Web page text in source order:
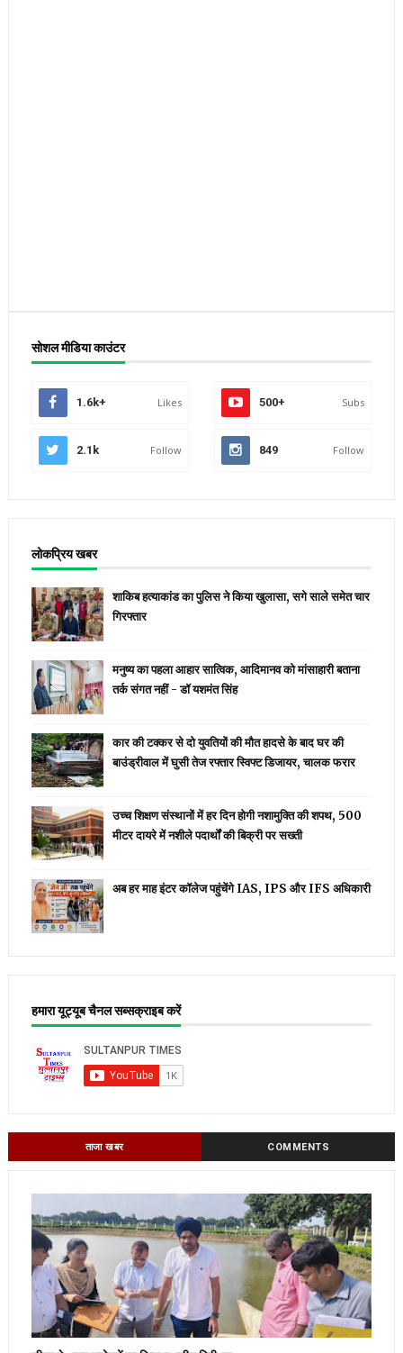
सोशल मीडिया काउंटर
1.6k+ Likes 500+ Subs
2.1k Follow 849 Follow
लोकप्रिय खबर
शाकिब हत्याकांड का पुलिस ने किया खुलासा, सगे साले समेत चार
गिरफ्तार
मनुष्य का पहला आहार सात्विक, आदिमानव को मांसाहारी बताना
तर्क संगत नहीं - डॉ यशमंत सिंह
कार की टक्कर से दो युवतियों की मौत हादसे के बाद घर की
बाउंड्रीवाल में घुसी तेज रफ्तार स्विफ्ट डिजायर, चालक फरार
उच्च शिक्षण संस्थानों में हर दिन होगी नशामुक्ति की शपथ, 500
मीटर दायरे में नशीले पदार्थों की बिक्री पर सख्ती
अब हर माह इंटर कॉलेज पहुंचेंगे IAS, IPS और IFS अधिकारी
हमारा यूट्यूब चैनल सब्सक्राइब करें
ताजा खबर COMMENTS